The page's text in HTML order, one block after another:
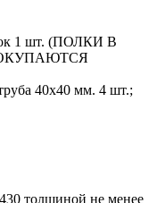
1 шт. (ПОЛКИ В
40х40 мм. 4 шт.;
толщиной не менее